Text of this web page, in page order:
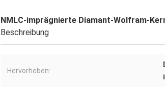
NMLC-imprägnierte Diamant-Wolfram-
Beschreibung
Hervorheben: